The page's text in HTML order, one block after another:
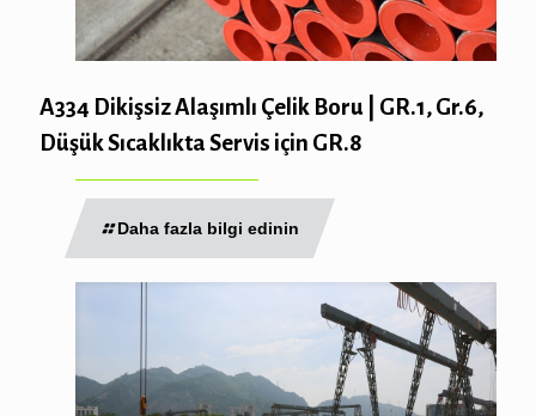
A334 Dikişsiz Alaşımlı Çelik Boru | GR.1, Gr.6,
Düşük Sıcaklıkta Servis için GR.8
Daha fazla bilgi edinin